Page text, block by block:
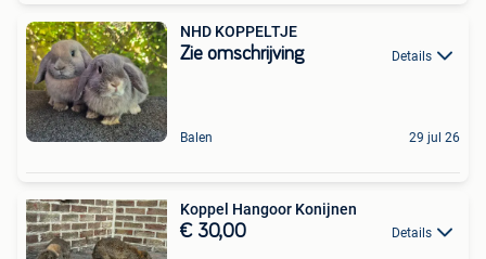
NHD KOPPELTJE
Zie omschrijving Details
Balen 29 jul 26
Koppel Hangoor Konijnen
€ 30,00 Details